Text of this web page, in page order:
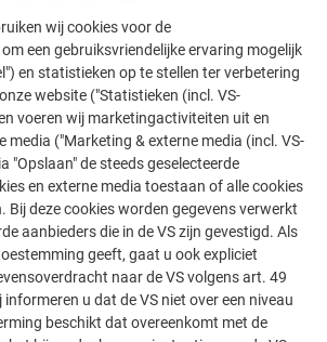
laat zien hoe veelzijdig
toegepast. Ontdek meer
met de duurzame PREFA
voor dak, zonne-energie en
BEKIJKEN
wij cookies voor de
een gebruiksvriendelijke ervaring mogelijk
en statistieken op te stellen ter verbetering
website ("Statistieken (incl. VS-
voeren wij marketingactiviteiten uit en
media ("Marketing & externe media (incl. VS-
"Opslaan" de steeds geselecteerde
en externe media toestaan of alle cookies
Bij deze cookies worden gegevens verwerkt
aanbieders die in de VS zijn gevestigd. Als
geeft, gaat u ook expliciet
naar de VS volgens art. 49
informeren u dat de VS niet over een niveau
beschikt dat overeenkomt met de